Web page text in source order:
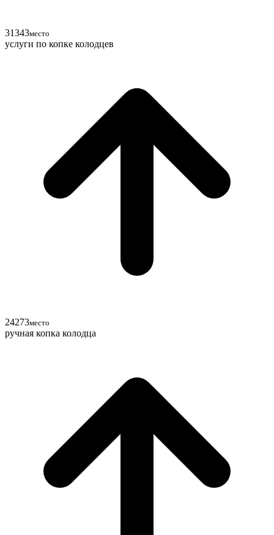
31343место
услуги по копке колодцев
24273место
ручная копка колодца